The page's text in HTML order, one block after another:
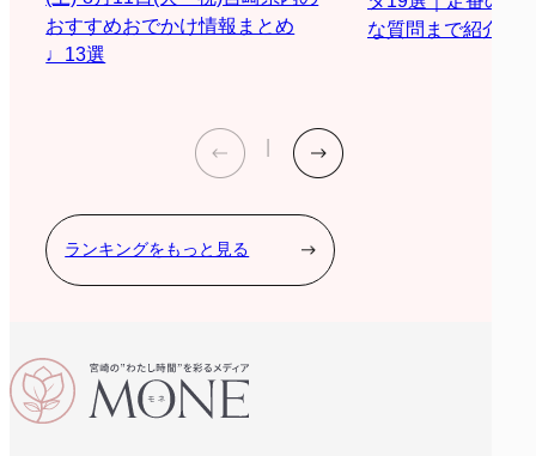
おすすめおでかけ情報まとめ
♩13選
な質問まで紹介
ランキングをもっと見る